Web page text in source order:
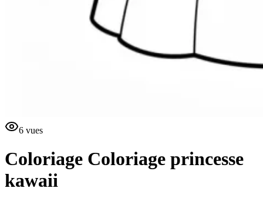
6 vues
Coloriage Coloriage princesse
kawaii